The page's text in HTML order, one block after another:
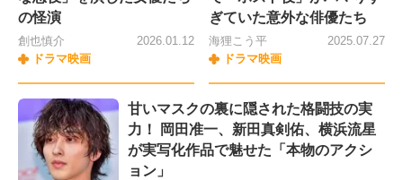
の怪演
創也慎介
ドラマ映画
2026.01.12
ぎていた意外な俳優たち
海狸こう平
ドラマ映画
2025.07.27
甘いマスクの裏に隠された格闘技の実
力！ 岡田准一、新田真剣佑、横浜流星
が実写化作品で魅せた「本物のアクシ
ョン」